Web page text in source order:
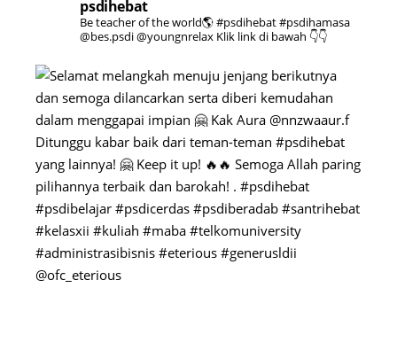
psdihebat
Be teacher of the world🌎 #psdihebat#psdihamasa
@bes.psdi@youngnrelax Klik link di bawah 👇👇